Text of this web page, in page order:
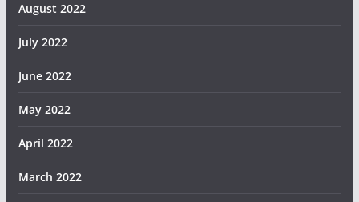
August 2022
July 2022
June 2022
May 2022
April 2022
March 2022